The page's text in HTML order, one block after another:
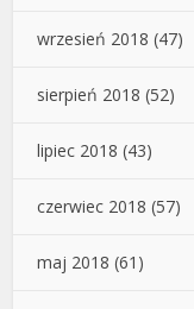
wrzesień 2018 (47)
sierpień 2018 (52)
lipiec 2018 (43)
czerwiec 2018 (57)
maj 2018 (61)